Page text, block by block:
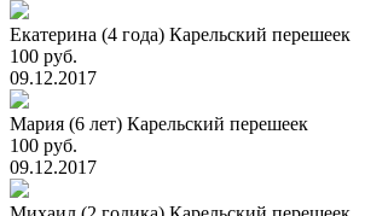
Екатерина (4 года) Карельский перешеек
100 руб.
09.12.2017
Мария (6 лет) Карельский перешеек
100 руб.
09.12.2017